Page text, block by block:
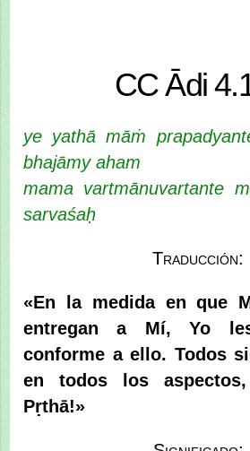
CC Ādi
ye yathā māṁ
bhajāmy aham
mama vartmānuvartante
sarvaśaḥ
Traducción:
«En la medida en que
entregan a Mí, Yo les
conforme a ello. Todos
en todos los
Pṛthā!»